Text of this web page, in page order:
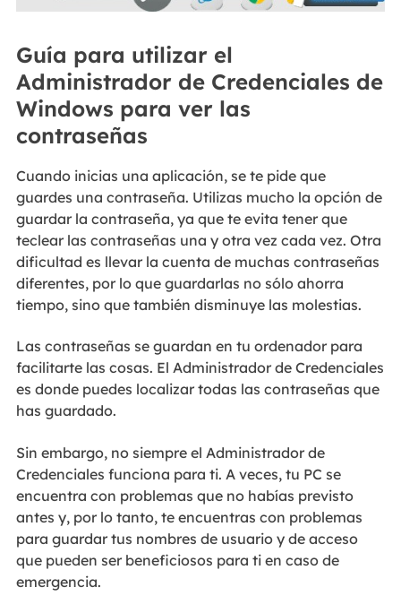
Guía para utilizar el
Administrador de Credenciales de
Windows para ver las
contraseñas
Cuando inicias una aplicación, se te pide que
guardes una contraseña. Utilizas mucho la opción de
guardar la contraseña, ya que te evita tener que
teclear las contraseñas una y otra vez cada vez. Otra
dificultad es llevar la cuenta de muchas contraseñas
diferentes, por lo que guardarlas no sólo ahorra
tiempo, sino que también disminuye las molestias.
Las contraseñas se guardan en tu ordenador para
facilitarte las cosas. El Administrador de Credenciales
es donde puedes localizar todas las contraseñas que
has guardado.
Sin embargo, no siempre el Administrador de
Credenciales funciona para ti. A veces, tu PC se
encuentra con problemas que no habías previsto
antes y, por lo tanto, te encuentras con problemas
para guardar tus nombres de usuario y de acceso
que pueden ser beneficiosos para ti en caso de
emergencia.